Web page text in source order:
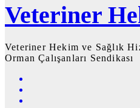
Veteriner
Veteriner Hekim ve Sağlık
Orman Çalışanları Sendikası